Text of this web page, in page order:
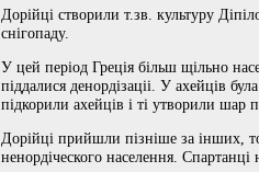
Дорійці створили т.зв. культуру
снігопаду.
У цей період Греція більш щільно
піддалися денордізаціі. У ахейців
підкорили ахейців і ті утворили шар
Дорійці прийшли пізніше за інших,
ненордіческого населення.